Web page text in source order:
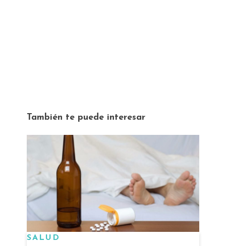
También te puede interesar
SALUD